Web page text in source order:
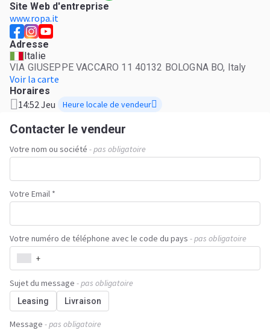
Site Web d'entreprise
www.ropa.it
Adresse
Italie
VIA GIUSEPPE VACCARO 11 40132 BOLOGNA BO, Italy
Voir la carte
Horaires
14:52 Jeu Heure locale de vendeur
Contacter le vendeur
Votre nom ou société - pas obligatoire
Votre Email *
Votre numéro de téléphone avec le code du pays - pas obligatoire
+
Sujet du message - pas obligatoire
Leasing Livraison
Message - pas obligatoire